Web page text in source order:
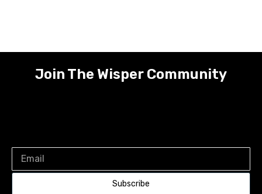
Join The Wisper Community
Subscribe